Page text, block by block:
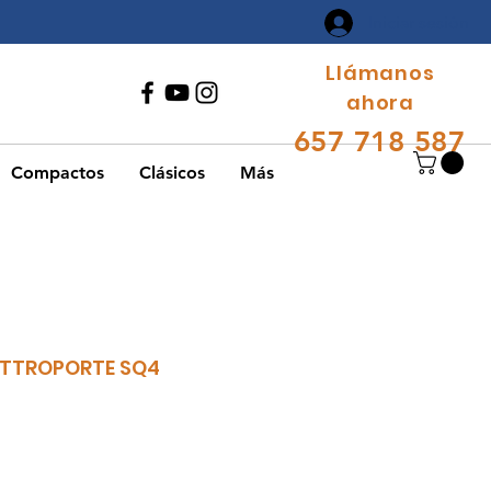
Llámanos
ahora
657 718 587
Compactos Clásicos Más
SQ4